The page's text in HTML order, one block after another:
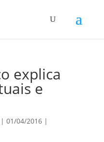
explica
e
| 01/04/2016|